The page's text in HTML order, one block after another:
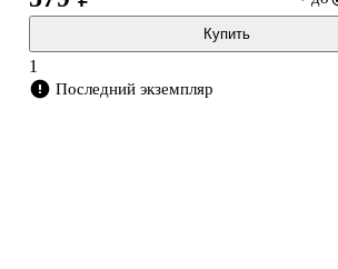
концепций, представленных в юридической
.Рассчитана на преподавателей, студентов
юридических вузов и факультетов, практикую
Купить
1
Последний экземпляр